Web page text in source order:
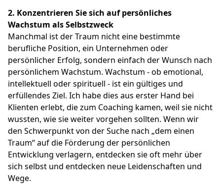
2. Konzentrieren Sie sich auf persönliches
Wachstum als Selbstzweck
Manchmal ist der Traum nicht eine bestimmte
berufliche Position, ein Unternehmen oder
persönlicher Erfolg, sondern einfach der Wunsch nach
persönlichem Wachstum. Wachstum - ob emotional,
intellektuell oder spirituell - ist ein gültiges und
erfüllendes Ziel. Ich habe dies aus erster Hand bei
Klienten erlebt, die zum Coaching kamen, weil sie nicht
wussten, wie sie weiter vorgehen sollten. Wenn wir
den Schwerpunkt von der Suche nach „dem einen
Traum“ auf die Förderung der persönlichen
Entwicklung verlagern, entdecken sie oft mehr über
sich selbst und entdecken neue Leidenschaften und
Wege.